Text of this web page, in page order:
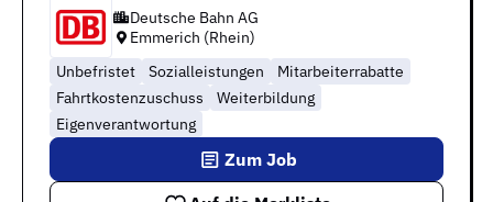
Deutsche Bahn AG
Emmerich (Rhein)
Unbefristet
Sozialleistungen
Mitarbeiterrabatte
Fahrtkostenzuschuss
Weiterbildung
Eigenverantwortung
Zum Job